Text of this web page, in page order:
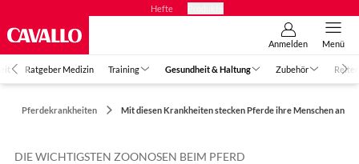
Hefte
Anmelden Menü
Ratgeber Medizin Training Gesundheit & Haltung Zubehör
Pferdekrankheiten Mit diesen Krankheiten stecken Pferde ihre Menschen an
DIE WICHTIGSTEN ZOONOSEN BEIM PFERD